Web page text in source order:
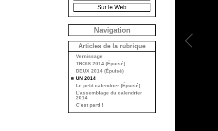
Sur le Web
Navigation
Articles de la rubrique
Vernissage
TROIS 2014 (Épuisé)
DEUX 2014 (Épuisé)
UN 2014
Le petit calendrier (Épuisé)
L’assemblage du calendrier
2014
C’est parti !